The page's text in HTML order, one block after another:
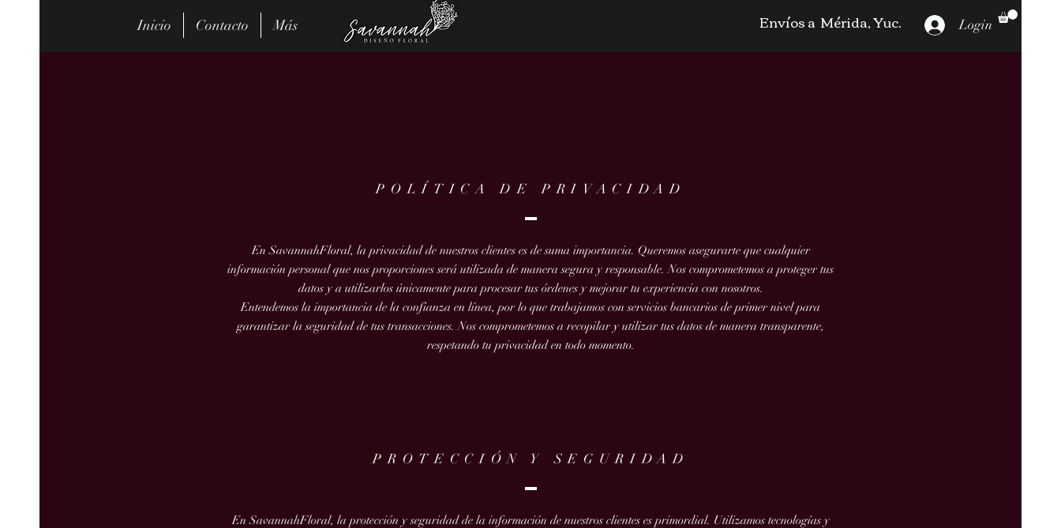
Inicio Contacto Más Envíos a Mérida, Yuc. Login
POLÍTICA DE PRIVACIDAD
En SavannahFloral, la privacidad de nuestros clientes es de suma importancia. Queremos asegurarte que cualquier
información personal que nos proporciones será utilizada de manera segura y responsable. Nos comprometemos a proteger tus
datos y a utilizarlos únicamente para procesar tus órdenes y mejorar tu experiencia con nosotros.
Entendemos la importancia de la confianza en línea, por lo que trabajamos con servicios bancarios de primer nivel para
garantizar la seguridad de tus transacciones. Nos comprometemos a recopilar y utilizar tus datos de manera transparente,
respetando tu privacidad en todo momento.
PROTECCIÓN Y SEGURIDAD
En SavannahFloral, la protección y seguridad de la información de nuestros clientes es primordial. Utilizamos tecnologías y